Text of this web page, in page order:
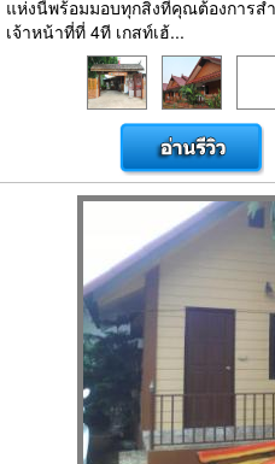
แห่งนี้พร้อมมอบทุกสิ่งที่คุณต้องการส
เจ้าหน้าที่ที่ 4ที เกสท์เฮ้...